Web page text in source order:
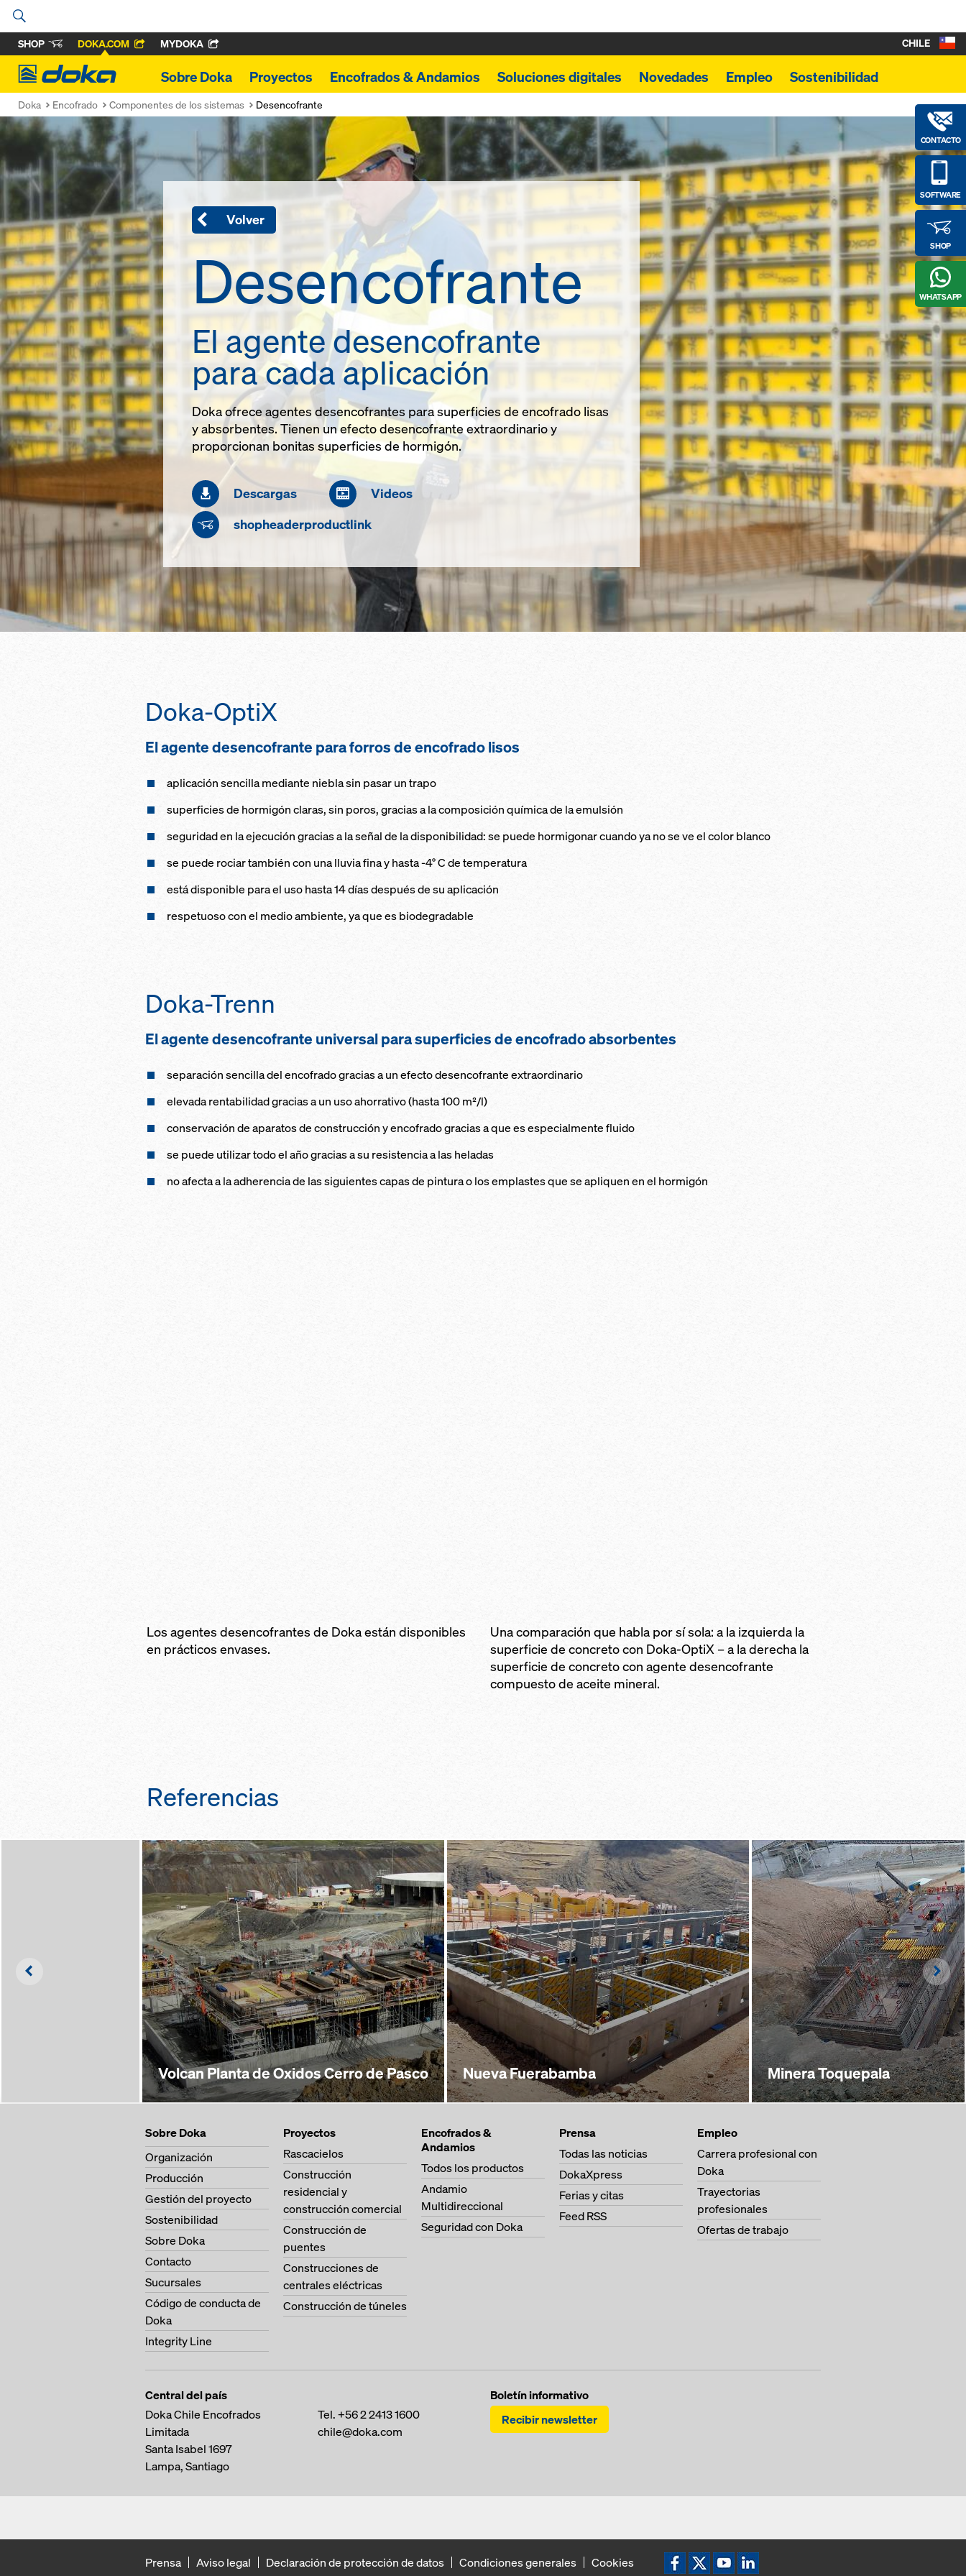
SHOP DOKA.COM MYDOKA
Doka
Sobre Doka Proyectos Encofrados & Andamios Soluciones digitales Novedades Empleo Sostenibilidad
CONTACTO
SOFTWARE
SHOP
WHATSAPP
CHILE
Doka Encofrado Componentes de los sistemas Desencofrante
Volver
Desencofrante
El agente desencofrante
para cada aplicación
Doka ofrece agentes desencofrantes para superficies de encofrado lisas
y absorbentes. Tienen un efecto desencofrante extraordinario y
proporcionan bonitas superficies de hormigón.
Descargas
Videos
shopheaderproductlink
Doka-OptiX
El agente desencofrante para forros de encofrado lisos
aplicación sencilla mediante niebla sin pasar un trapo
superficies de hormigón claras, sin poros, gracias a la composición química de la emulsión
seguridad en la ejecución gracias a la señal de la disponibilidad: se puede hormigonar cuando ya no se ve el color blanco
se puede rociar también con una lluvia fina y hasta -4° C de temperatura
está disponible para el uso hasta 14 días después de su aplicación
respetuoso con el medio ambiente, ya que es biodegradable
Doka-Trenn
El agente desencofrante universal para superficies de encofrado absorbentes
separación sencilla del encofrado gracias a un efecto desencofrante extraordinario
elevada rentabilidad gracias a un uso ahorrativo (hasta 100 m²/l)
conservación de aparatos de construcción y encofrado gracias a que es especialmente fluido
se puede utilizar todo el año gracias a su resistencia a las heladas
no afecta a la adherencia de las siguientes capas de pintura o los emplastes que se apliquen en el hormigón
Los agentes desencofrantes de Doka están disponibles
en prácticos envases.
Una comparación que habla por sí sola: a la izquierda la
superficie de concreto con Doka-OptiX – a la derecha la
superficie de concreto con agente desencofrante
compuesto de aceite mineral.
Referencias
Volcan Planta de Oxidos Cerro de Pasco Nueva Fuerabamba Minera Toquepala
Left
Sobre Doka
Organización
Producción
Gestión del proyecto
Sostenibilidad
Sobre Doka
Contacto
Sucursales
Código de conducta de
Doka
Integrity Line
Proyectos
Rascacielos
Construcción
residencial y
construcción comercial
Construcción de
puentes
Construcciones de
centrales eléctricas
Construcción de túneles
Encofrados &
Andamios
Todos los productos
Andamio
Multidireccional
Seguridad con Doka
Prensa
Todas las noticias
DokaXpress
Ferias y citas
Feed RSS
Empleo
Carrera profesional con
Doka
Trayectorias
profesionales
Ofertas de trabajo
Central del país
Doka Chile Encofrados
Limitada
Santa Isabel 1697
Lampa, Santiago
Tel.+56 2 2413 1600
chile@doka.com
Boletín informativo
Recibir newsletter
Prensa Aviso legal Declaración de protección de datos Condiciones generales Cookies